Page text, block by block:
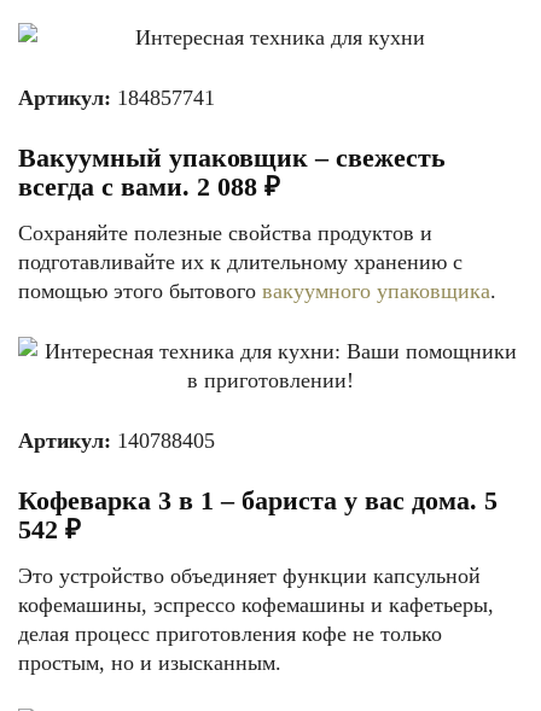
Артикул: 184857741
Вакуумный упаковщик – свежесть
всегда с вами. 2 088 ₽
Сохраняйте полезные свойства продуктов и
подготавливайте их к длительному хранению с
помощью этого бытового вакуумного упаковщика.
Артикул: 140788405
Кофеварка 3 в 1 – бариста у вас дома. 5
542 ₽
Это устройство объединяет функции капсульной
кофемашины, эспрессо кофемашины и кафетьеры,
делая процесс приготовления кофе не только
простым, но и изысканным.